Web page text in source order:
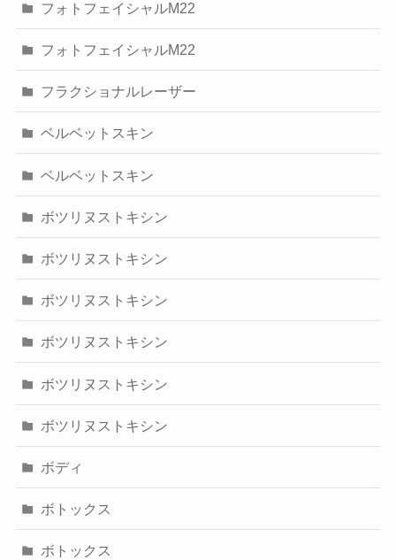
フォトフェイシャルM22
フォトフェイシャルM22
フラクショナルレーザー
ベルベットスキン
ベルベットスキン
ボツリヌストキシン
ボツリヌストキシン
ボツリヌストキシン
ボツリヌストキシン
ボツリヌストキシン
ボツリヌストキシン
ボディ
ボトックス
ボトックス